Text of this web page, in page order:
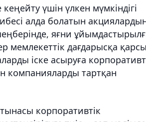
кеңейту үшін үлкен мүмкіндігі
алда болатын
яғни
мемлекеттік дағдарысқа
іске асыруға
компанияларды тартқан
корпоративтік